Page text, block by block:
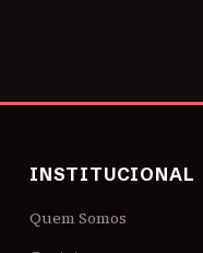
INSTITUCIONAL
Quem Somos